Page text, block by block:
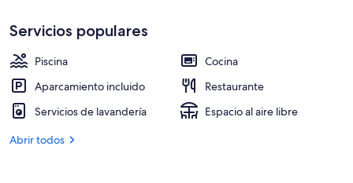
4 piscinas al aire libre, tumbonas
Servicios populares
Piscina
Cocina
Aparcamiento incluido
Restaurante
Servicios de lavandería
Espacio al aire libre
Abrir todos